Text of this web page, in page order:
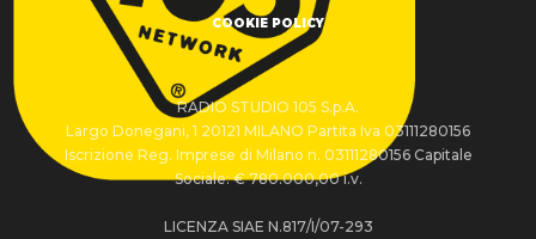
COOKIE POLICY
RADIO STUDIO 105 S.p.A.
Largo Donegani, 1 20121 MILANO Partita Iva 03111280156
Iscrizione Reg. Imprese di Milano n. 03111280156 Capitale
Sociale: € 780.000,00 i.v.
LICENZA SIAE N.817/I/07-293